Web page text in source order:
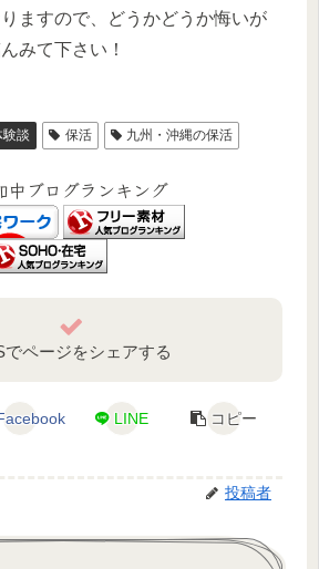
ますので、どうかどうか悔いが
みて下さい！
談 保活 九州・沖縄の保活
中ブログランキング
でページをシェアする
LINE コピー
投稿者